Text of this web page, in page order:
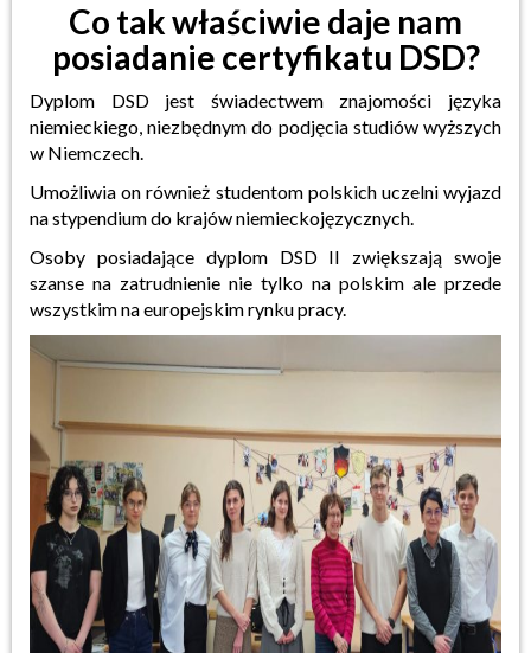
Co tak właściwie daje nam
posiadanie certyfikatu DSD?
Dyplom DSD jest świadectwem znajomości języka
niemieckiego, niezbędnym do podjęcia studiów wyższych
w Niemczech.
Umożliwia on również studentom polskich uczelni wyjazd
na stypendium do krajów niemieckojęzycznych.
Osoby posiadające dyplom DSD II zwiększają swoje
szanse na zatrudnienie nie tylko na polskim ale przede
wszystkim na europejskim rynku pracy.